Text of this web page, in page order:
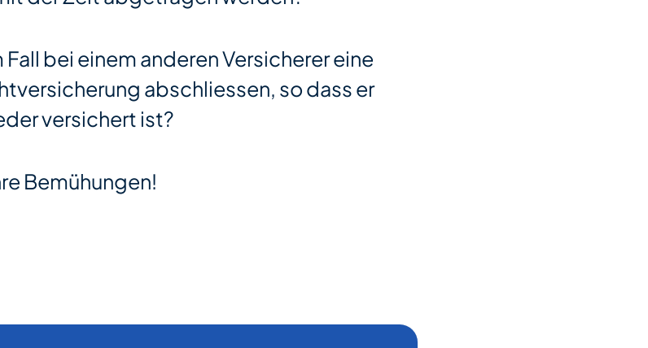
Fall bei einem anderen Versicherer eine
abschliessen, so dass er
versichert ist?
Bemühungen!